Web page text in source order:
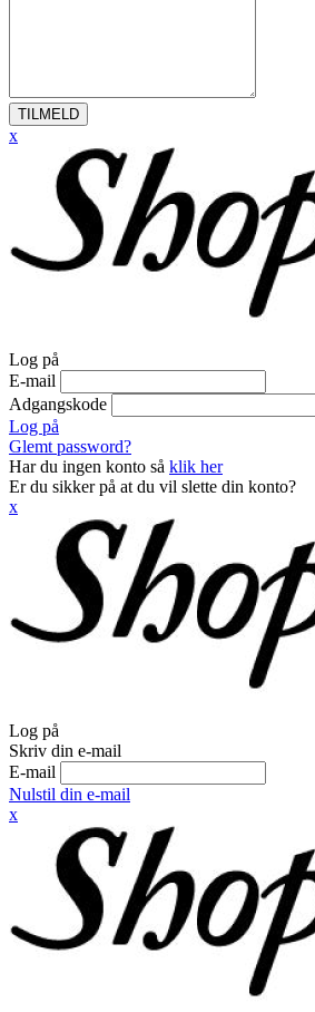
TILMELD
x
Log på
E-mail
Adgangskode
Log på
Glemt password?
Har du ingen konto så klik her
Er du sikker på at du vil slette din konto?
x
Log på
Skriv din e-mail
E-mail
Nulstil din e-mail
x